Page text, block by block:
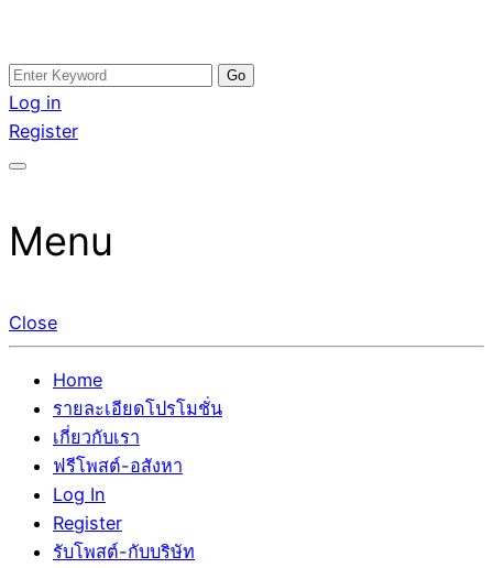
Skip
to
content
อสังหาโพสต์ รีวิวเยอะ รับจ้างโพสต์ขายบ้าน รับจ้างโพสต์อสัง
หา แตกต่างอย่างตั้งใจ รับรองผล อันดับ1 การโพสต์ขายอสังหา
กับทีมงานบริษัท บ้าน ที่ดิน คอนโด ติดGoogleหน้าแรกได้จริงๆ
รับจ้างโพสอสังหา ขายบ้าน อสังหาโพสต์ เชื่อถือได้จริง รับ
โพสต์ ที่ดิน กับทีมงานบริษัท ถูกและดีที่สุด ไม่มีค่านายหน้า
ขายได้จริงๆ ช่วยสร้างโอกาสในการขายได้มากกว่า ที่เดียว ที่
Search
for:
Log in
Register
Menu
Close
Home
รายละเอียดโปรโมชั่น
เกี่ยวกับเรา
ฟรีโพสต์-อสังหา
Log In
Register
รับโพสต์-กับบริษัท